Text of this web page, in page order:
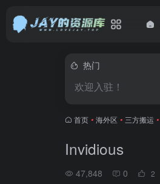
热门
欢迎入驻！
首页 • 海外区 • 三方搬运 •
Invidious
47,848 0 2